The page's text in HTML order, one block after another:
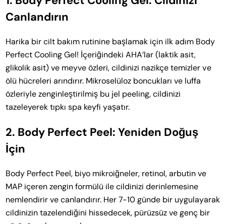
Canlandırın
Harika bir cilt bakım rutinine başlamak için ilk adım Body
Perfect Cooling Gel! İçeriğindeki AHA’lar (laktik asit,
glikolik asit) ve meyve özleri, cildinizi nazikçe temizler ve
ölü hücreleri arındırır. Mikroselüloz boncukları ve luffa
özleriyle zenginleştirilmiş bu jel peeling, cildinizi
tazeleyerek tıpkı spa keyfi yaşatır.
2. Body Perfect Peel: Yeniden Doğuş
İçin
Body Perfect Peel, biyo mikroiğneler, retinol, arbutin ve
MAP içeren zengin formülü ile cildinizi derinlemesine
nemlendirir ve canlandırır. Her 7-10 günde bir uygulayarak
cildinizin tazelendiğini hissedecek, pürüzsüz ve genç bir